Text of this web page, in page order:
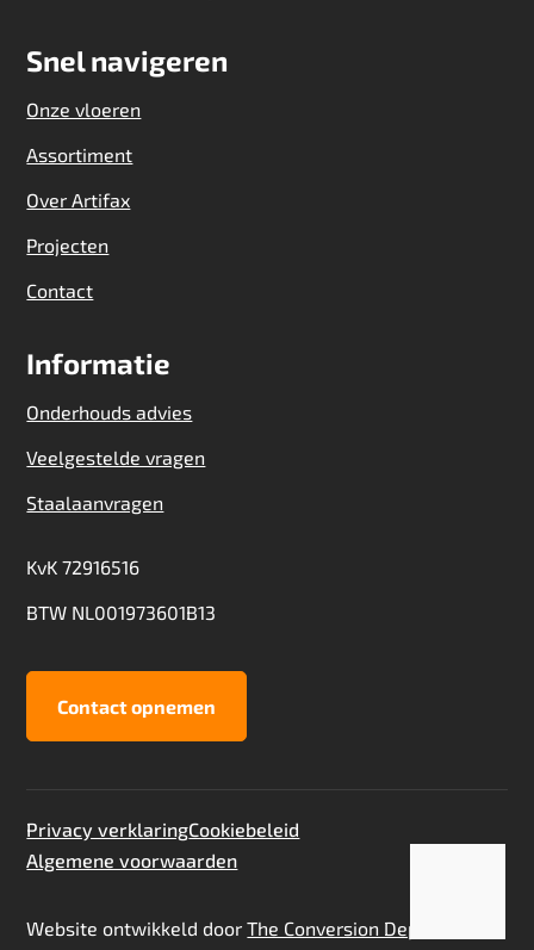
Snel navigeren
Onze vloeren
Assortiment
Over Artifax
Projecten
Contact
Informatie
Onderhouds advies
Veelgestelde vragen
Staalaanvragen
KvK 72916516
BTW NL001973601B13
Contact opnemen
Privacy verklaringCookiebeleid
Algemene voorwaarden
Website ontwikkeld doorThe Conversion Department